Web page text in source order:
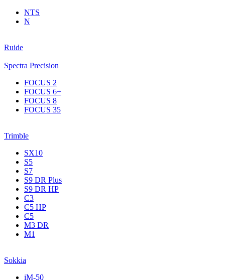
NTS
N
Ruide
Spectra Precision
FOCUS 2
FOCUS 6+
FOCUS 8
FOCUS 35
Trimble
SX10
S5
S7
S9 DR Plus
S9 DR HP
C3
С5 НР
C5
M3 DR
M1
Sokkia
iM-50